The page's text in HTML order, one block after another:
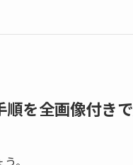
順を全画像付き
。